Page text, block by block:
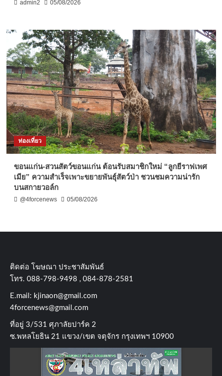
admin2 05/08/2026
ท่องเที่ยว
ขอนแก่น-สวนสัตว์ขอนแก่น ต้อนรับสมาชิกใหม่ “ลูกยีราฟเพศ
เมีย” ความสำเร็จเพาะขยายพันธุ์สัตว์ป่า ชวนชมความน่ารัก
บนสกายวอล์ก
@4forcenews 05/08/2026
ติดต่อ​ โฆษณา​ ประชาสัมพันธ์
โทร​. 088-798-9498 , 084-878-2581
E.mail: kjinaon@gmail.com
4forcenews@gmail.com
ที่อยู่​ 3/531​ ศุภาลัยปาร์ค​ 2
ซ.พหลโยธิน​ 21​ แขวง/เขต​ จตุจักร​ กรุงเทพฯ 10900